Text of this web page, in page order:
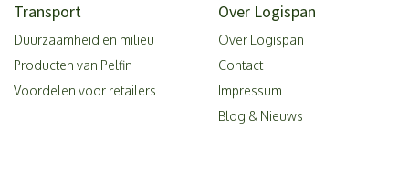
Transport
Duurzaamheid en milieu
Producten van Pelfin
Voordelen voor retailers
Over Logispan
Over Logispan
Contact
Impressum
Blog & Nieuws